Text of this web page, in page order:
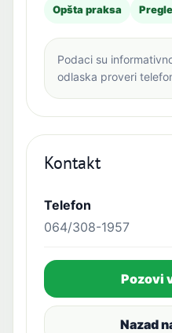
Opšta praksa
Podaci su
odlaska proveri
Kontakt
Telefon
064/308-1957
Pozovi
Nazad